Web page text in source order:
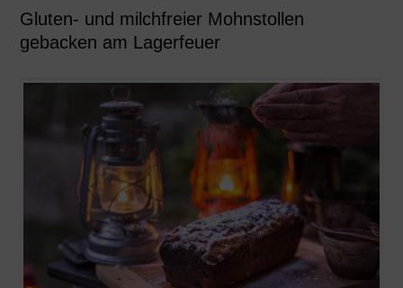
Gluten- und milchfreier Mohnstollen
gebacken am Lagerfeuer